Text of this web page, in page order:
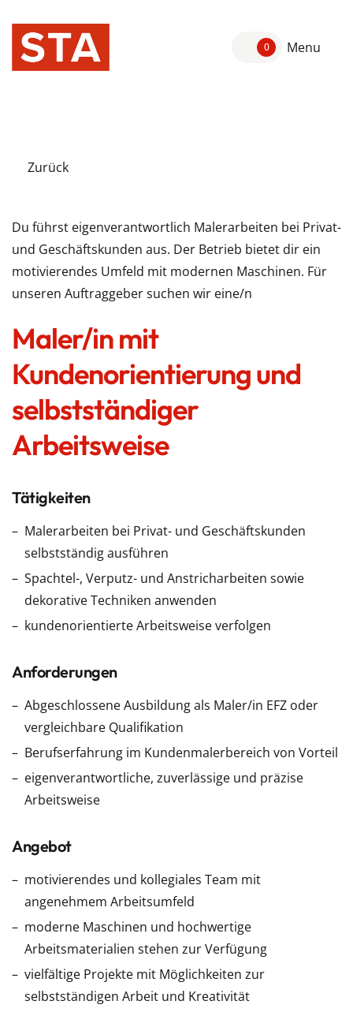
0 Menu
Zurück
Du führst eigenverantwortlich Malerarbeiten bei Privat-
und Geschäftskunden aus. Der Betrieb bietet dir ein
motivierendes Umfeld mit modernen Maschinen. Für
unseren Auftraggeber suchen wir eine/n
Maler/in mit
Kundenorientierung und
selbstständiger
Arbeitsweise
Tätigkeiten
Malerarbeiten bei Privat- und Geschäftskunden
selbstständig ausführen
Spachtel-, Verputz- und Anstricharbeiten sowie
dekorative Techniken anwenden
kundenorientierte Arbeitsweise verfolgen
Anforderungen
Abgeschlossene Ausbildung als Maler/in EFZ oder
vergleichbare Qualifikation
Berufserfahrung im Kundenmalerbereich von Vorteil
eigenverantwortliche, zuverlässige und präzise
Arbeitsweise
Angebot
motivierendes und kollegiales Team mit
angenehmem Arbeitsumfeld
moderne Maschinen und hochwertige
Arbeitsmaterialien stehen zur Verfügung
vielfältige Projekte mit Möglichkeiten zur
selbstständigen Arbeit und Kreativität